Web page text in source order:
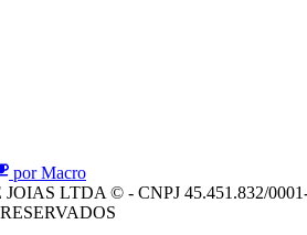
por Macro
LTDA © - CNPJ 45.451.832/